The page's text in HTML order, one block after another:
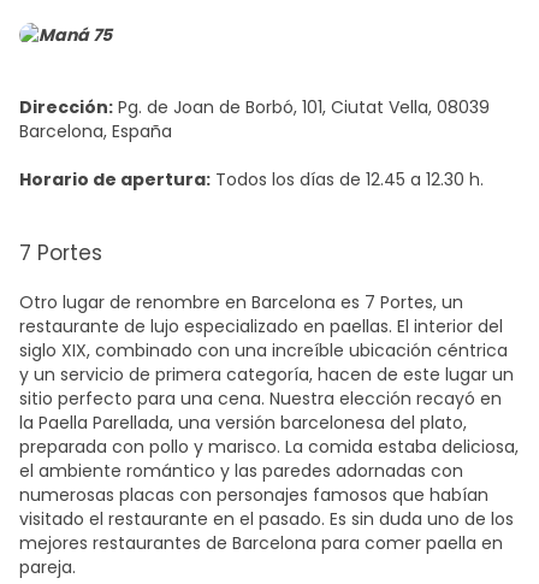
Dirección: Pg. de Joan de Borbó, 101, Ciutat Vella, 08039
Barcelona, España
Horario de apertura: Todos los días de 12.45 a 12.30 h.
7 Portes
Otro lugar de renombre en Barcelona es 7 Portes, un
restaurante de lujo especializado en paellas. El interior del
siglo XIX, combinado con una increíble ubicación céntrica
y un servicio de primera categoría, hacen de este lugar un
sitio perfecto para una cena. Nuestra elección recayó en
la Paella Parellada, una versión barcelonesa del plato,
preparada con pollo y marisco. La comida estaba deliciosa,
el ambiente romántico y las paredes adornadas con
numerosas placas con personajes famosos que habían
visitado el restaurante en el pasado. Es sin duda uno de los
mejores restaurantes de Barcelona para comer paella en
pareja.